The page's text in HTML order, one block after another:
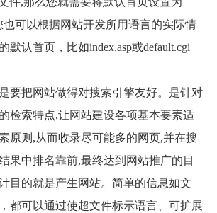
也可以根据网站开发所用语言的实际情
默认首页，比如index.asp或default.cgi
要把网站做得对搜索引擎友好。是针对
检索特点,让网站建设各项基本要素适
原则 ,从而收录尽可能多的网页,并在搜
果中排名靠前,最终达到网站推广的目
目的就是产生网站。简单的信息如文
都可以通过使超文件标示语言、可扩展